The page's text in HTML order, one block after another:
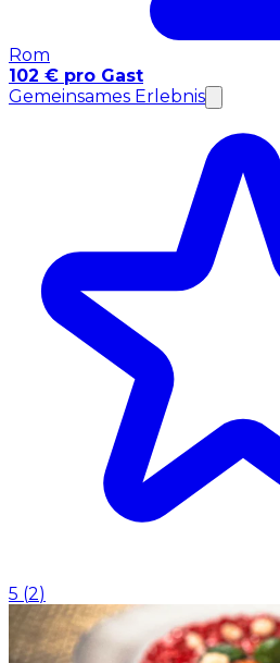
Rom
102 € pro Gast
Gemeinsames Erlebnis
5 (2)